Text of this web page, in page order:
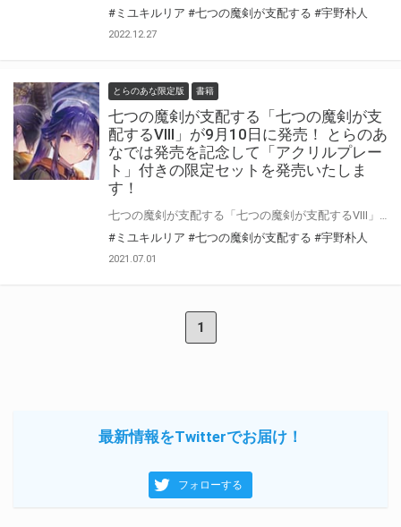
#ミユキルリア #七つの魔剣が支配する #宇野朴人
2022.12.27
とらのあな限定版 書籍
七つの魔剣が支配する「七つの魔剣が支
配するVIII」が9月10日に発売！ とらのあ
なでは発売を記念して「アクリルプレー
ト」付きの限定セットを発売いたしま
す！
#ミユキルリア #七つの魔剣が支配する #宇野朴人
2021.07.01
1
最新情報をTwitterでお届け！
フォローする